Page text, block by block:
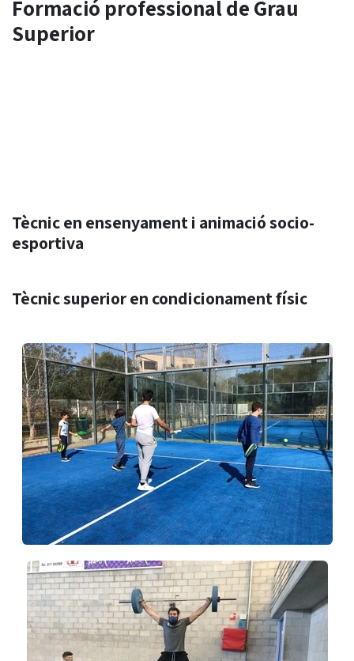
Formació professional de Grau
Superior
Tècnic en ensenyament i animació socio-
esportiva
Tècnic superior en condicionament físic